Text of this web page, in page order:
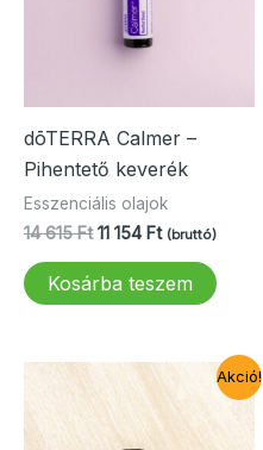
dōTERRA Calmer –
Pihentető keverék
Esszenciális olajok
14 615Ft Original
was:
14
11 154 FtCurrent
11
(bruttó)
Kosárba teszem
Akció!